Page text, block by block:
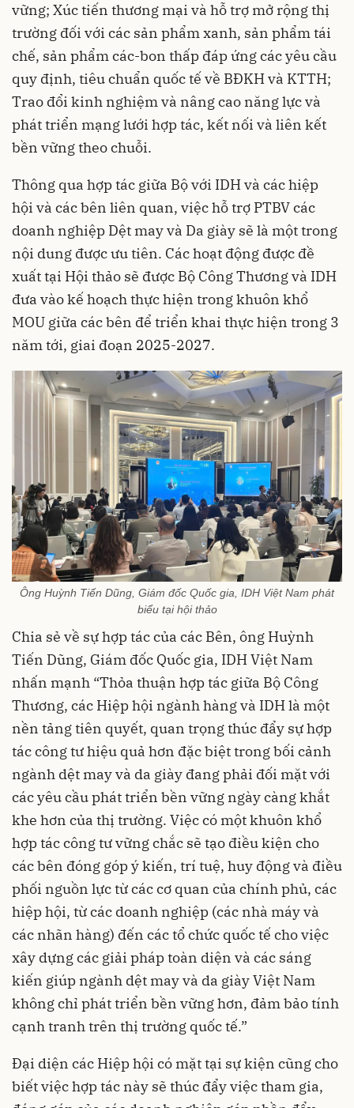
vững; Xúc tiến thương mại và hỗ trợ mở rộng thị
trường đối với các sản phẩm xanh, sản phẩm tái
chế, sản phẩm các-bon thấp đáp ứng các yêu cầu
quy định, tiêu chuẩn quốc tế về BĐKH và KTTH;
Trao đổi kinh nghiệm và nâng cao năng lực và
phát triển mạng lưới hợp tác, kết nối và liên kết
bền vững theo chuỗi.
Thông qua hợp tác giữa Bộ với IDH và các hiệp
hội và các bên liên quan, việc hỗ trợ PTBV các
doanh nghiệp Dệt may và Da giày sẽ là một trong
nội dung được ưu tiên. Các hoạt động được đề
xuất tại Hội thảo sẽ được Bộ Công Thương và IDH
đưa vào kế hoạch thực hiện trong khuôn khổ
MOU giữa các bên để triển khai thực hiện trong 3
năm tới, giai đoạn 2025-2027.
Ông Huỳnh Tiến Dũng, Giám đốc Quốc gia, IDH Việt Nam phát
biểu tại hội thảo
Chia sẻ về sự hợp tác của các Bên, ông Huỳnh
Tiến Dũng, Giám đốc Quốc gia, IDH Việt Nam
nhấn mạnh “Thỏa thuận hợp tác giữa Bộ Công
Thương, các Hiệp hội ngành hàng và IDH là một
nền tảng tiên quyết, quan trọng thúc đẩy sự hợp
tác công tư hiệu quả hơn đặc biệt trong bối cảnh
ngành dệt may và da giày đang phải đối mặt với
các yêu cầu phát triển bền vững ngày càng khắt
khe hơn của thị trường. Việc có một khuôn khổ
hợp tác công tư vững chắc sẽ tạo điều kiện cho
các bên đóng góp ý kiến, trí tuệ, huy động và điều
phối nguồn lực từ các cơ quan của chính phủ, các
hiệp hội, từ các doanh nghiệp (các nhà máy và
các nhãn hàng) đến các tổ chức quốc tế cho việc
xây dựng các giải pháp toàn diện và các sáng
kiến giúp ngành dệt may và da giày Việt Nam
không chỉ phát triển bền vững hơn, đảm bảo tính
cạnh tranh trên thị trường quốc tế.”
Đại diện các Hiệp hội có mặt tại sự kiện cũng cho
biết việc hợp tác này sẽ thúc đẩy việc tham gia,